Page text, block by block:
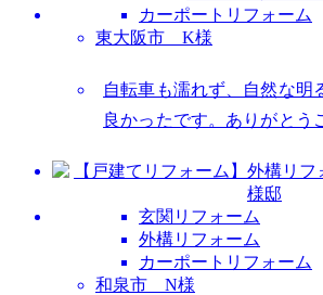
カーポートリフォーム
東大阪市 K様
自転車も濡れず、自然な明
良かったです。ありがとう
玄関リフォーム
外構リフォーム
カーポートリフォーム
和泉市 N様